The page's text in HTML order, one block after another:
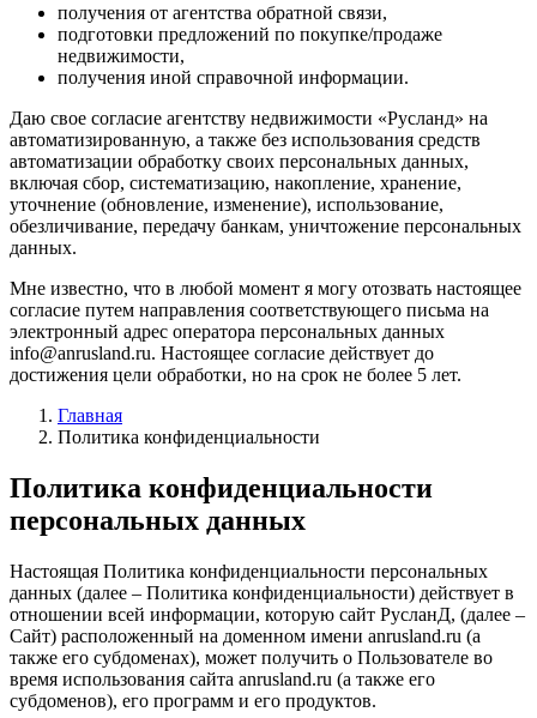
получения от агентства обратной связи,
подготовки предложений по покупке/продаже
недвижимости,
получения иной справочной информации.
Даю свое согласие агентству недвижимости «Русланд» на
автоматизированную, а также без использования средств
автоматизации обработку своих персональных данных,
включая сбор, систематизацию, накопление, хранение,
уточнение (обновление, изменение), использование,
обезличивание, передачу банкам, уничтожение персональных
данных.
Мне известно, что в любой момент я могу отозвать настоящее
согласие путем направления соответствующего письма на
электронный адрес оператора персональных данных
info@anrusland.ru. Настоящее согласие действует до
достижения цели обработки, но на срок не более 5 лет.
Главная
Политика конфиденциальности
Политика конфиденциальности
персональных данных
Настоящая Политика конфиденциальности персональных
данных (далее – Политика конфиденциальности) действует в
отношении всей информации, которую сайт РусланД, (далее –
Сайт) расположенный на доменном имени anrusland.ru (а
также его субдоменах), может получить о Пользователе во
время использования сайта anrusland.ru (а также его
субдоменов), его программ и его продуктов.